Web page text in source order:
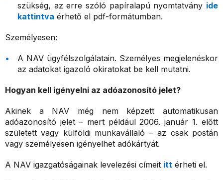
szükség, az erre szóló papíralapú nyomtatvány ide
kattintva érhető el pdf-formátumban.
Személyesen:
A NAV ügyfélszolgálatain. Személyes megjelenéskor
az adatokat igazoló okiratokat be kell mutatni.
Hogyan kell igényelni az adóazonosító jelet?
Akinek a NAV még nem képzett automatikusan
adóazonosító jelet – mert például 2006. január 1. előtt
született vagy külföldi munkavállaló – az csak postán
vagy személyesen igényelhet adókártyát.
A NAV igazgatóságainak levelezési címeit itt érheti el.